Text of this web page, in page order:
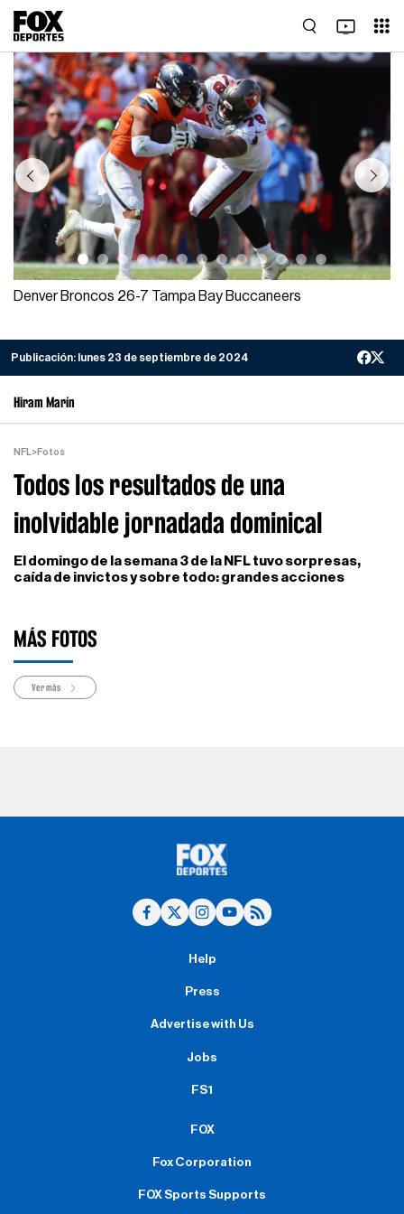
Previous Next
Denver Broncos 26-7 Tampa Bay Buccaneers
Publicación: lunes 23 de septiembre de 2024
Hiram Marín
NFL>Fotos
Todos los resultados de una
inolvidable jornadada dominical
El domingo de la semana 3 de la NFL tuvo sorpresas,
caída de invictos y sobre todo: grandes acciones
MÁS FOTOS
Ver más
Help
Press
Advertise with Us
Jobs
FS1
FOX
Fox Corporation
FOX Sports Supports